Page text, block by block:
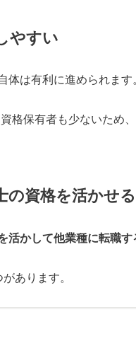
やすい
は有利に進められます
格保有者も少ないため
の資格を活かせ
活かして他業種に転職す
あります。